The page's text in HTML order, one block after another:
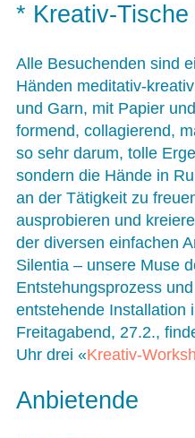
* Kreativ-Tische
Alle Besuchenden sind
Händen meditativ-
und Garn, mit Papier
formend, collagierend,
so sehr darum, tolle
sondern die Hände in
an der Tätigkeit zu
ausprobieren und
der diversen einfachen
Silentia – unsere Muse
Entstehungsprozess
entstehende Installation
Freitagabend, 27.2.,
Uhr drei «Kreativ-
Anbietende